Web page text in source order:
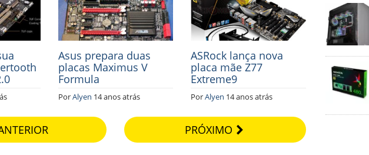
Asus prepara duas
placas Maximus V
Formula
PorAlyen 14 anos atrás
ASRock lança nova
placa mãe Z77
Extreme9
PorAlyen 14 anos atrás
PRÓXIMO